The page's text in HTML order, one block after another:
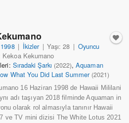
1998 | İkizler | Yaşı: 28 | Oyuncu
Kekoa Kekumano
Sıradaki Şarkı (2022),Aquaman
What You Did Last Summer (2021)
16 Haziran 1998 de Hawaii Mililani
adı taşıyan 2018 filminde Aquaman in
olarak rol almasıyla tanınır Hawaii
ve TV mini dizisi The White Lotus 2021